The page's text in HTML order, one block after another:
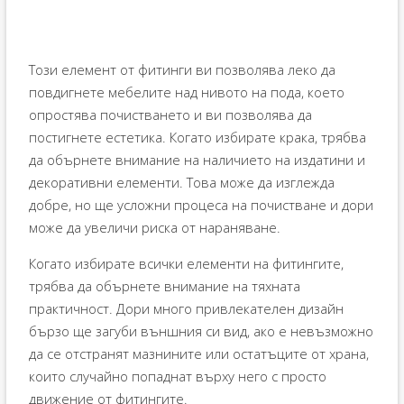
Този елемент от фитинги ви позволява леко да
повдигнете мебелите над нивото на пода, което
опростява почистването и ви позволява да
постигнете естетика. Когато избирате крака, трябва
да обърнете внимание на наличието на издатини и
декоративни елементи. Това може да изглежда
добре, но ще усложни процеса на почистване и дори
може да увеличи риска от нараняване.
Когато избирате всички елементи на фитингите,
трябва да обърнете внимание на тяхната
практичност. Дори много привлекателен дизайн
бързо ще загуби външния си вид, ако е невъзможно
да се отстранят мазнините или остатъците от храна,
които случайно попаднат върху него с просто
движение от фитингите.